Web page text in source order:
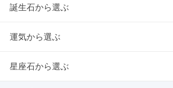
誕生石から選ぶ
運気から選ぶ
星座石から選ぶ